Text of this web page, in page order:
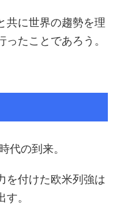
共に世界の趨勢を理
たことであろう。
代の到来。
を付けた欧米列強は
。